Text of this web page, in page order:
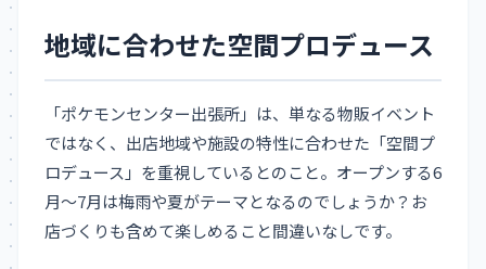
地域に合わせた空間プロデュース
「ポケモンセンター出張所」は、単なる物販イベント
ではなく、出店地域や施設の特性に合わせた「空間プ
ロデュース」を重視しているとのこと。オープンする6
月～7月は梅雨や夏がテーマとなるのでしょうか？お
店づくりも含めて楽しめること間違いなしです。